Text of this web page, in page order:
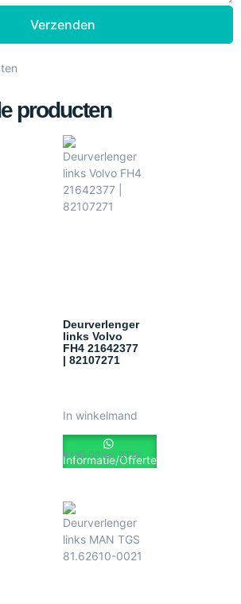
Verzenden
producten
Deurverlenger
links Volvo
FH4 21642377
| 82107271
€180.00 ex. BTW
In winkelmand
Informatie/Offerte